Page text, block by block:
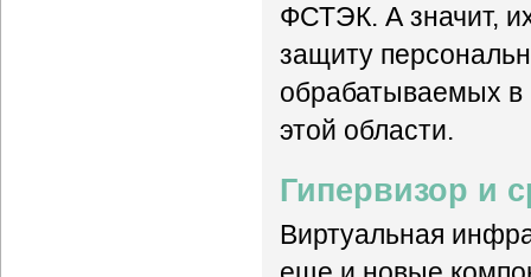
ФСТЭК. А значит,
защиту
обрабатываемых в
этой области.
Гипервизор и
Виртуальная